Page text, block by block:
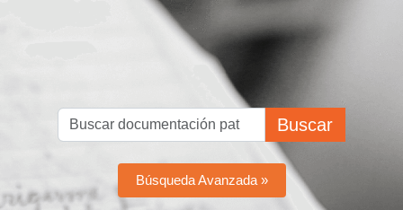
Buscar
Búsqueda Avanzada »